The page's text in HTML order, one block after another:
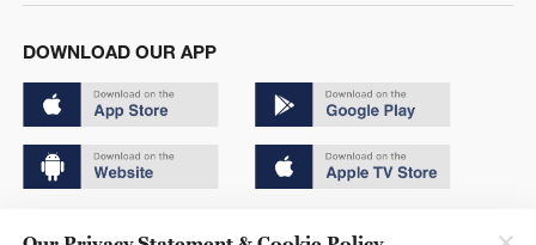
DOWNLOAD OUR APP